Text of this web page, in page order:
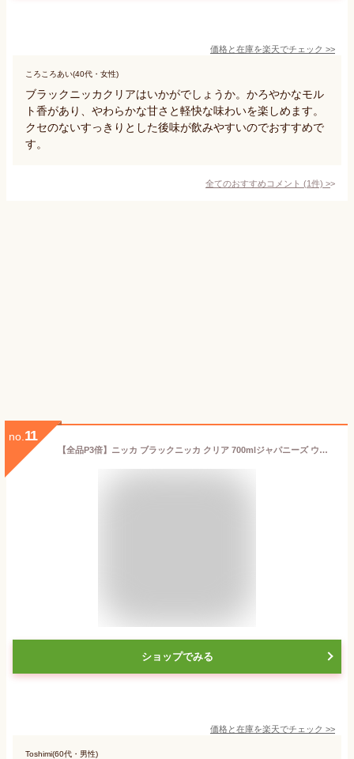
価格と在庫を楽天でチェック >>
ころころあい(40代・女性)
ブラックニッカクリアはいかがでしょうか。かろやかなモル
ト香があり、やわらかな甘さと軽快な味わいを楽しめます。
クセのないすっきりとした後味が飲みやすいのでおすすめで
す。
全てのおすすめコメント (1件) >
no. 11
【全品P3倍】ニッカ ブラックニッカ クリア 700mlジャパニーズ ウイスキー black nikka clear japanese whisky[長S]全品P3倍は5/9 20:00~5/16 1:59まで
ショップでみる
価格と在庫を楽天でチェック >>
Toshimi(60代・男性)